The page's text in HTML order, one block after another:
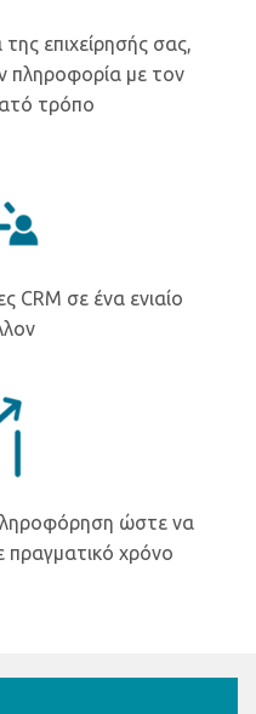
επιχείρησής σας,
πληροφορία με τον
τρόπο
CRM σε ένα ενιαίο
ώστε να
πραγματικό χρόνο